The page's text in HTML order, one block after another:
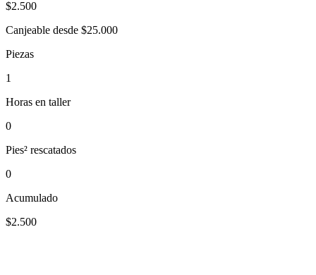
$2.500
Canjeable desde $25.000
Piezas
1
Horas en taller
0
Pies² rescatados
0
Acumulado
$2.500